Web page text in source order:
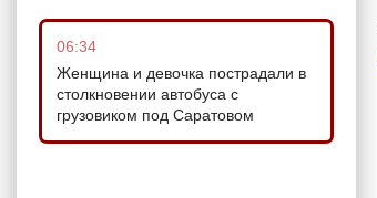
06:34
Женщина и девочка пострадали в
столкновении автобуса с
грузовиком под Саратовом